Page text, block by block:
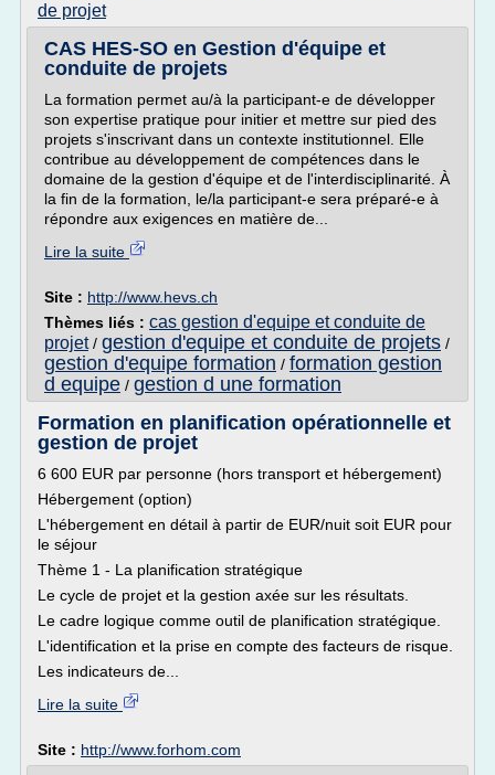
de projet
CAS HES-SO en Gestion d'équipe et
conduite de projets
La formation permet au/à la participant-e de développer
son expertise pratique pour initier et mettre sur pied des
projets s'inscrivant dans un contexte institutionnel. Elle
contribue au développement de compétences dans le
domaine de la gestion d'équipe et de l'interdisciplinarité. À
la fin de la formation, le/la participant-e sera préparé-e à
répondre aux exigences en matière de...
Lire la suite
Site : http://www.hevs.ch
Thèmes liés : cas gestion d'equipe et conduite de
projet/ gestion d'equipe et conduite de projets /
gestion d'equipe formation / formation gestion
d equipe / gestion d une formation
Formation en planification opérationnelle et
gestion de projet
6 600 EUR par personne (hors transport et hébergement)
Hébergement (option)
L'hébergement en détail à partir de EUR/nuit soit EUR pour
le séjour
Thème 1 - La planification stratégique
Le cycle de projet et la gestion axée sur les résultats.
Le cadre logique comme outil de planification stratégique.
L'identification et la prise en compte des facteurs de risque.
Les indicateurs de...
Lire la suite
Site : http://www.forhom.com